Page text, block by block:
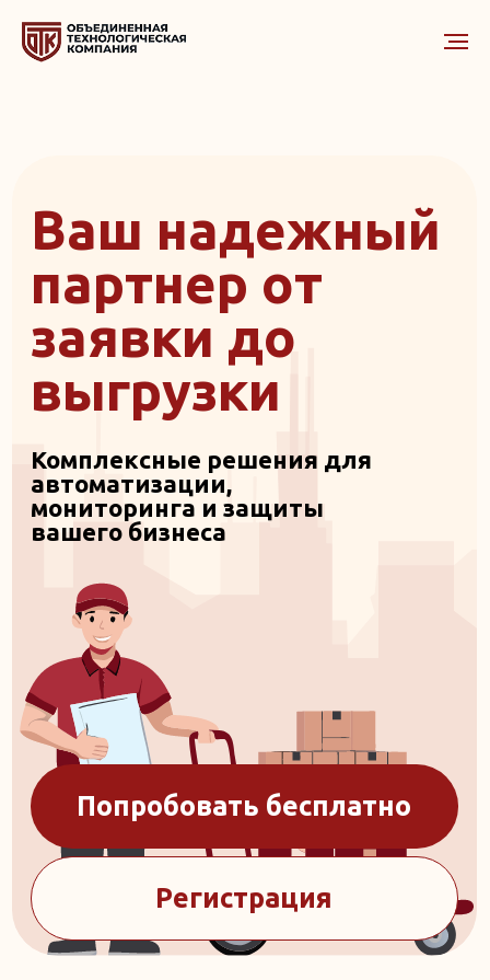
партнер от
заявки до
выгрузки
Комплексные решения для
автоматизации,
мониторинга и защиты
вашего бизнеса
Регистрация